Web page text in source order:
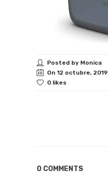
Posted by Monica
On 12 octubre, 2019
0 likes
0 COMMENTS